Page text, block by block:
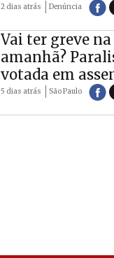
2 dias atrás Denúncia
Vai ter greve
amanhã?
votada em
5 dias atrás São Paulo